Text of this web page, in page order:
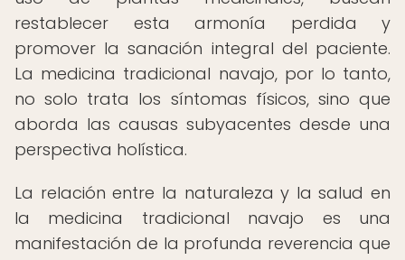
restablecer esta armonía perdida y
promover la sanación integral del paciente.
La medicina tradicional navajo, por lo tanto,
no solo trata los síntomas físicos, sino que
aborda las causas subyacentes desde una
perspectiva holística.
La relación entre la naturaleza y la salud en
la medicina tradicional navajo es una
manifestación de la profunda reverencia que